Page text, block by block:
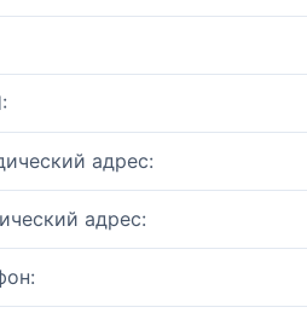
адрес:
адрес: